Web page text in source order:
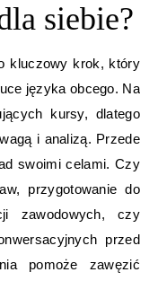
siebie?
kluczowy krok, który
języka obcego. Na
kursy, dlatego
i analizą. Przede
swoimi celami. Czy
przygotowanie do
zawodowych, czy
przed
pomoże zawęzić